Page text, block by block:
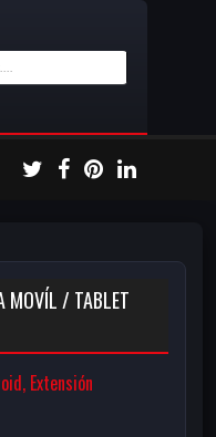
MOVÍL / TABLET
Extensión